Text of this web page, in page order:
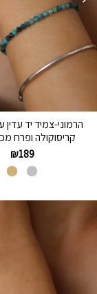
הרמוני-צמיד יד עדין
קריסוקולה ופרח
₪189